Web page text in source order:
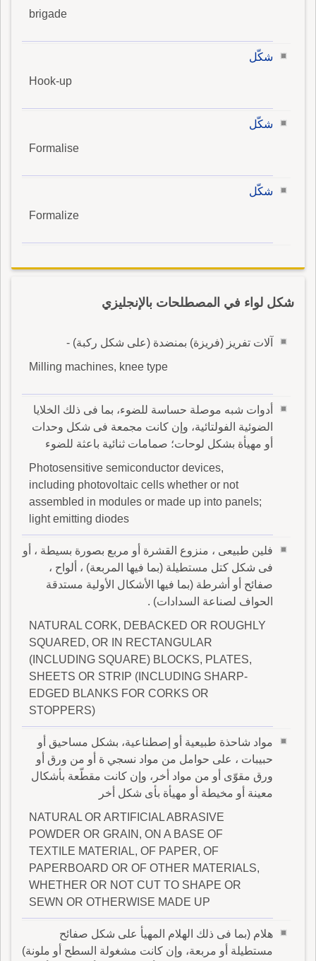
brigade
شكّل
Hook-up
شكّل
Formalise
شكّل
Formalize
شكل لواء في المصطلحات بالإنجليزي
آلات تفريز (فريزة) بمنضدة (على شكل ركبة) -
Milling machines, knee type
أدوات شبه موصلة حساسة للضوء، بما فى ذلك الخلايا
الضوئية الفولتائية، وإن كانت مجمعة فى شكل وحدات
أو مهيأة بشكل لوحات؛ صمامات ثنائية باعثة للضوء
Photosensitive semiconductor devices,
including photovoltaic cells whether or not
assembled in modules or made up into panels;
light emitting diodes
فلين طبيعى ، منزوع القشرة أو مربع بصورة بسيطة ، أو
فى شكل كتل مستطيلة (بما فيها المربعة) ، ألواح ،
صفائح أو أشرطة (بما فيها الأشكال الأولية مستدقة
الحواف لصناعة السدادات) .
NATURAL CORK, DEBACKED OR ROUGHLY
SQUARED, OR IN RECTANGULAR
(INCLUDING SQUARE) BLOCKS, PLATES,
SHEETS OR STRIP (INCLUDING SHARP-
EDGED BLANKS FOR CORKS OR
STOPPERS)
مواد شاحذة طبيعية أو إصطناعية، بشكل مساحيق أو
حبيبات ، على حوامل من مواد نسجي ة أو من ورق أو
ورق مقوّى أو من مواد أخر، وإن كانت مقطّعة بأشكال
معينة أو مخيطة أو مهيأة بأى شكل أخر
NATURAL OR ARTIFICIAL ABRASIVE
POWDER OR GRAIN, ON A BASE OF
TEXTILE MATERIAL, OF PAPER, OF
PAPERBOARD OR OF OTHER MATERIALS,
WHETHER OR NOT CUT TO SHAPE OR
SEWN OR OTHERWISE MADE UP
هلام (بما فى ذلك الهلام المهيأ على شكل صفائح
مستطيلة أو مربعة، وإن كانت مشغولة السطح أو ملونة)